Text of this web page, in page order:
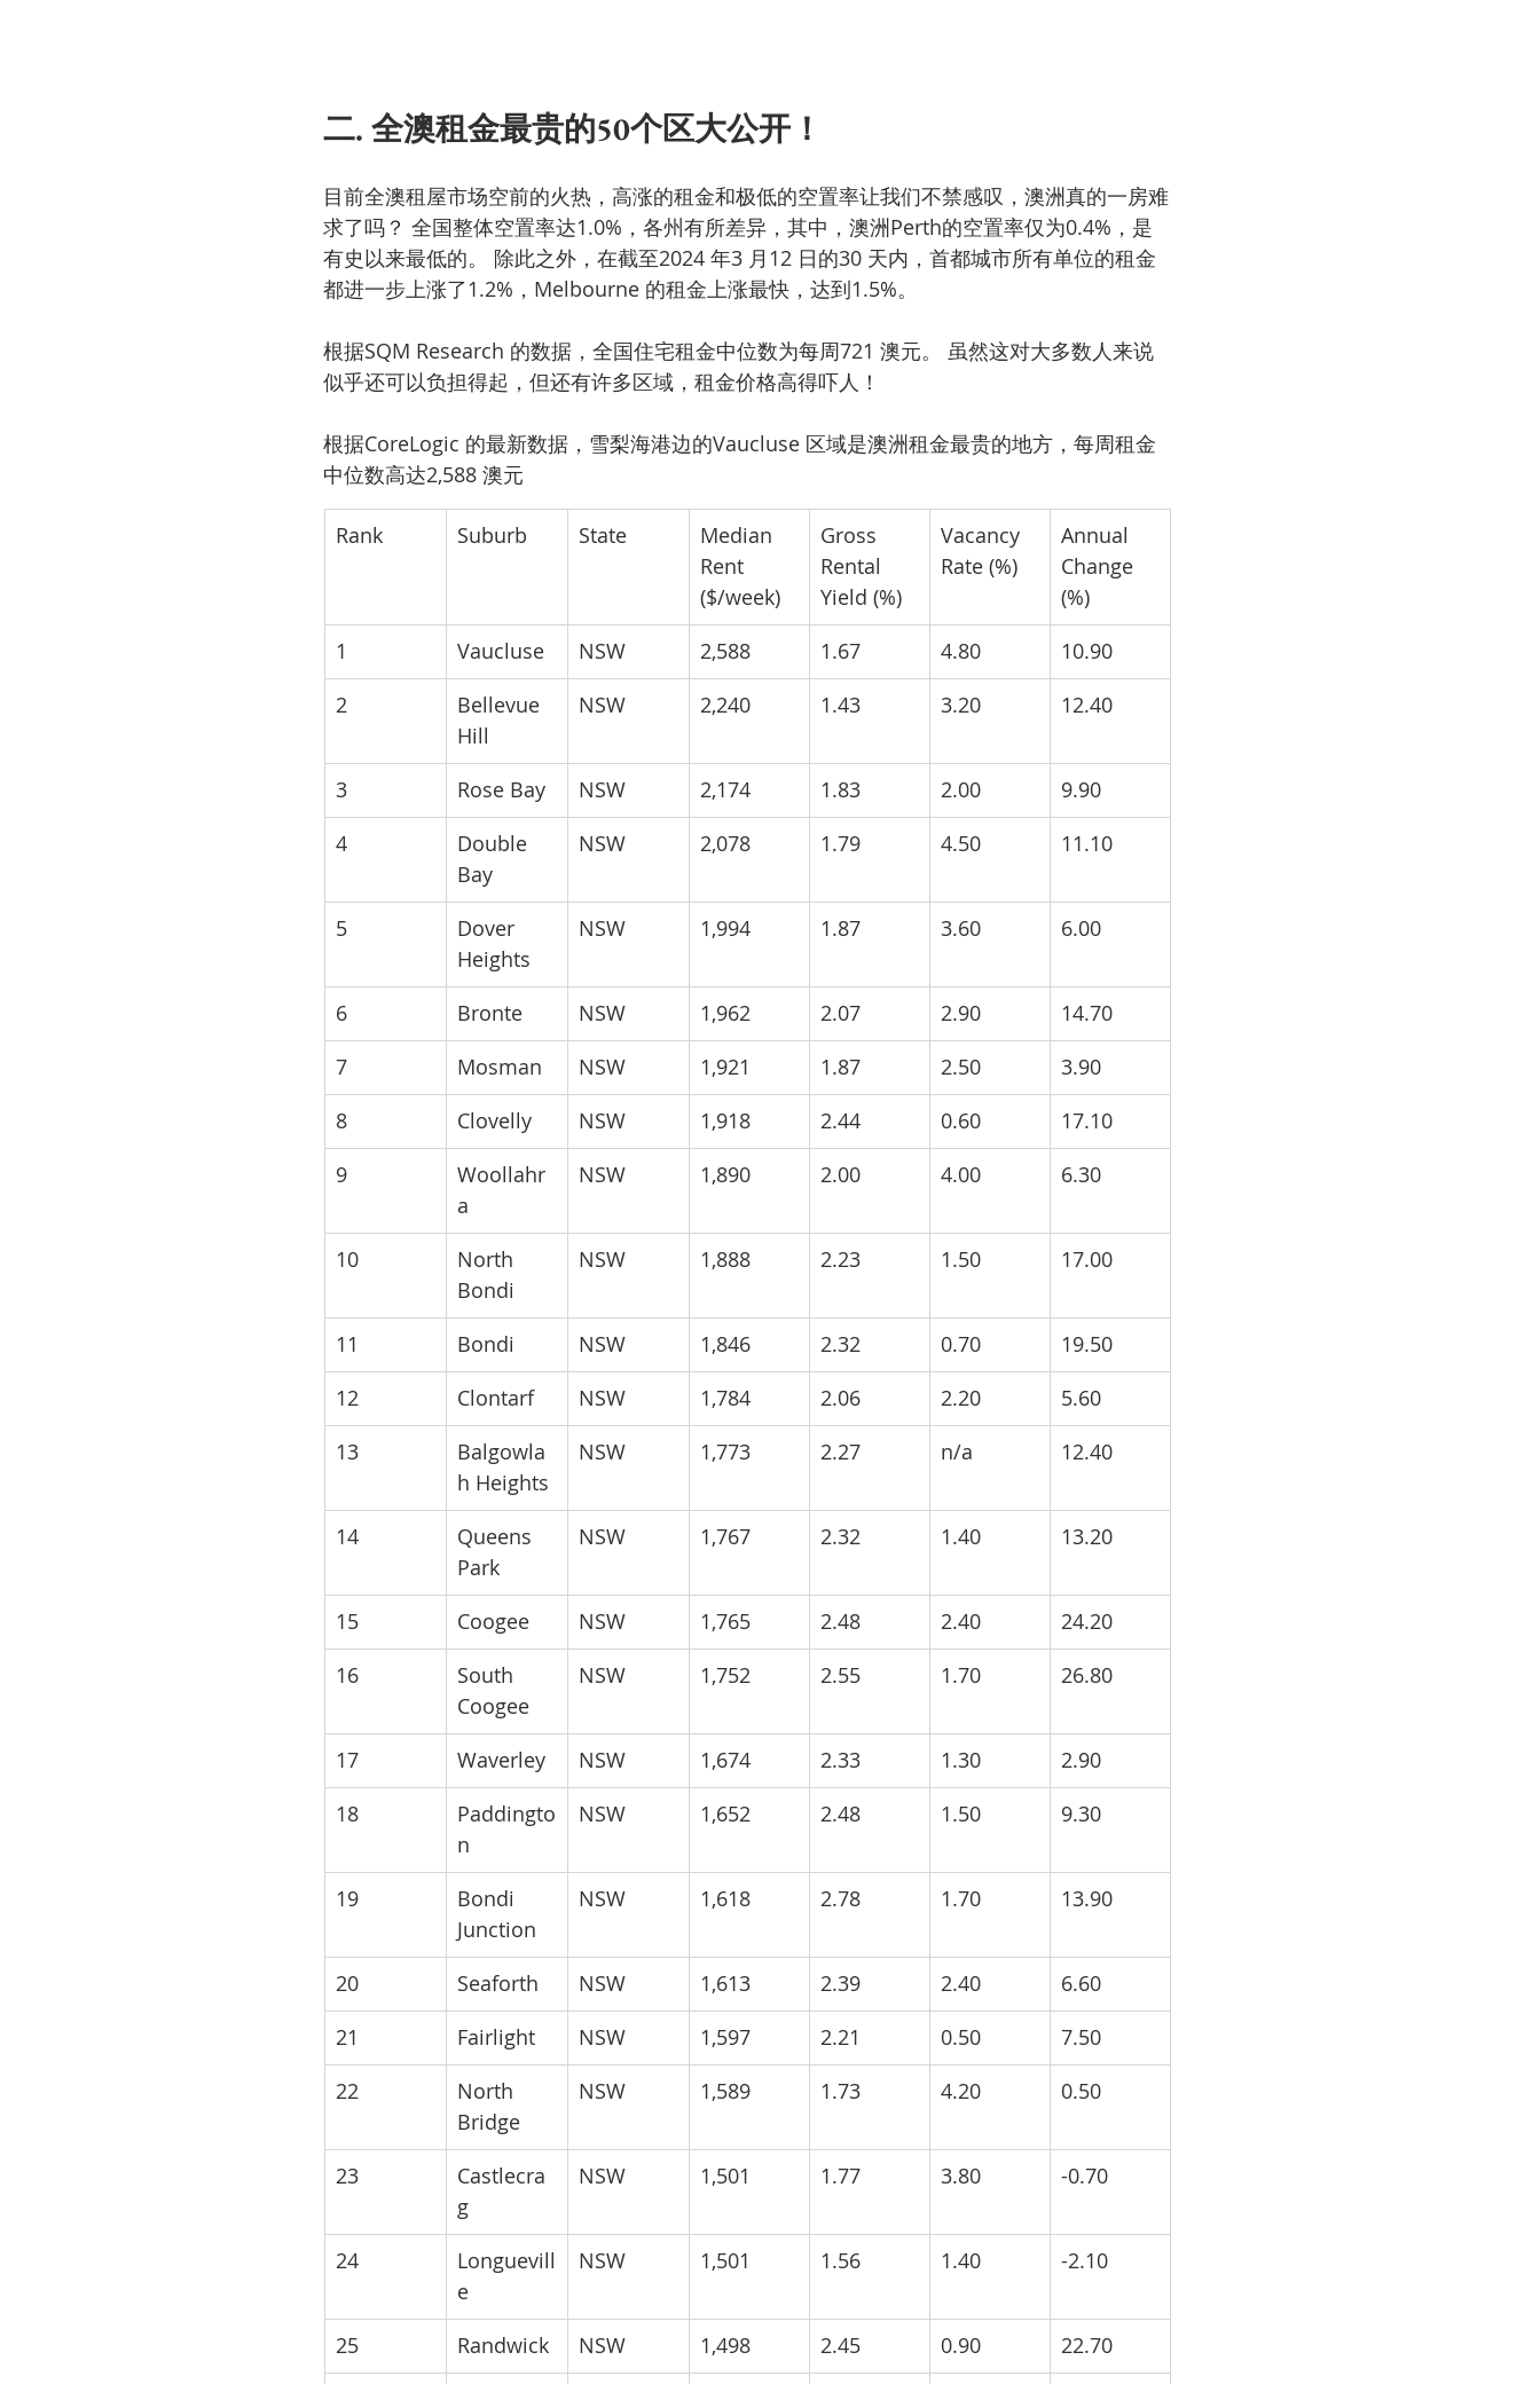
二. 全澳租金最贵的50个区大公开！
目前全澳租屋市场空前的火热，高涨的租金和极低的空置率让我们不禁感叹，澳洲真的一房难
求了吗？ 全国整体空置率达1.0%，各州有所差异，其中，澳洲Perth的空置率仅为0.4%，是
有史以来最低的。 除此之外，在截至2024 年3 月12 日的30 天内，首都城市所有单位的租金
都进一步上涨了1.2%，Melbourne 的租金上涨最快，达到1.5%。
根据SQM Research 的数据，全国住宅租金中位数为每周721 澳元。 虽然这对大多数人来说
似乎还可以负担得起，但还有许多区域，租金价格高得吓人！
根据CoreLogic 的最新数据，雪梨海港边的Vaucluse 区域是澳洲租金最贵的地方，每周租金
中位数高达2,588 澳元
Rank Suburb State
Median
Rent
($/week)
Gross
Rental
Yield (%)
Vacancy
Rate (%)
Annual
Change
(%)
1
Vaucluse NSW 2,588 1.67 4.80
10.90
2
Bellevue
Hill
NSW 2,240 1.43 3.20 12.40
3 Rose Bay NSW 2,174 1.83 2.00
9.90
4
Double
Bay
NSW 2,078 1.79 4.50 11.10
5
Dover
Heights
NSW 1,994 1.87 3.60 6.00
6 Bronte NSW 1,962 2.07 2.90
14.70
7
Mosman NSW 1,921 1.87 2.50
3.90
8
Clovelly NSW 1,918 2.44 0.60
17.10
9
Woollahr
a
NSW 1,890 2.00 4.00 6.30
10
North
Bondi
NSW 1,888 2.23 1.50 17.00
11 Bondi NSW 1,846 2.32 0.70
19.50
12
Clontarf NSW 1,784 2.06 2.20
5.60
13
Balgowla
h Heights
NSW 1,773 2.27 n/a 12.40
14
Queens
Park
NSW 1,767 2.32 1.40 13.20
15 Coogee NSW 1,765 2.48 2.40
24.20
16
South
Coogee
NSW 1,752 2.55 1.70 26.80
17 Waverley NSW 1,674 2.33 1.30
2.90
18
Paddingto
n
NSW 1,652 2.48 1.50 9.30
19
Bondi
Junction
NSW 1,618 2.78 1.70 13.90
20 Seaforth NSW 1,613 2.39 2.40
6.60
21
Fairlight NSW 1,597 2.21 0.50
7.50
22
North
Bridge
NSW 1,589 1.73 4.20 0.50
23
Castlecra
g
NSW 1,501 1.77 3.80 -0.70
24
Longuevill
e
NSW 1,501 1.56 1.40 -2.10
25 Randwick NSW 1,498 2.45 0.90 22.70